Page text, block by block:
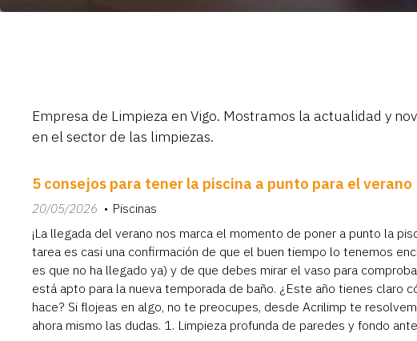
Empresa de Limpieza en Vigo. Mostramos la actualidad y
en el sector de las limpiezas.
5 consejos para tener la piscina a punto para el verano
20/05/2026 Piscinas
¡La llegada del verano nos marca el momento de poner a punto la
tarea es casi una confirmación de que el buen tiempo lo tenemos
es que no ha llegado ya) y de que debes mirar el vaso para
está apto para la nueva temporada de baño. ¿Este año tienes claro
hace? Si flojeas en algo, no te preocupes, desde Acrilimp te
ahora mismo las dudas. 1. Limpieza profunda de paredes y fondo